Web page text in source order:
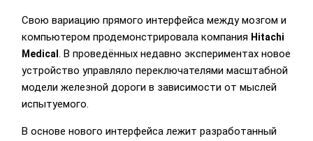
Свою вариацию прямого интерфейса между мозгом и
компьютером продемонстрировала компания Hitachi
Medical . В проведённых недавно экспериментах новое
устройство управляло переключателями масштабной
модели железной дороги в зависимости от мыслей
испытуемого.
В основе нового интерфейса лежит разработанный